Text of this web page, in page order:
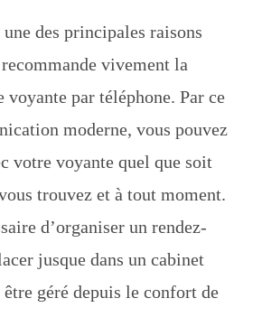
des principales raisons
vivement la
voyante par téléphone. Par ce
moderne, vous pouvez
votre voyante quel que soit
trouvez et à tout moment.
d’organiser un rendez-
jusque dans un cabinet
géré depuis le confort de